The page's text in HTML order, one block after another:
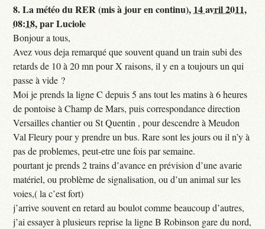
8.La météo du RER (mis à jour en continu), 14 avril 2011,
08:18,parLuciole
Bonjour a tous,
Avez vous deja remarqué que souvent quand un train subi des
retards de 10 à 20 mn pour X raisons, il y en a toujours un qui
passe à vide ?
Moi je prends la ligne C depuis 5 ans tout les matins à 6 heures
de pontoise à Champ de Mars, puis correspondance direction
Versailles chantier ou St Quentin , pour descendre à Meudon
Val Fleury pour y prendre un bus. Rare sont les jours ou il n’y à
pas de problemes, peut-etre une fois par semaine.
pourtant je prends 2 trains d’avance en prévision d’une avarie
matériel, ou problème de signalisation, ou d’un animal sur les
voies,( la c’est fort)
j’arrive souvent en retard au boulot comme beaucoup d’autres,
j’ai essayer à plusieurs reprise la ligne B Robinson gare du nord,